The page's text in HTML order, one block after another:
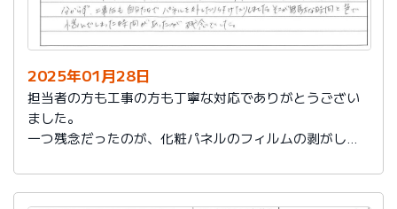
2025年01月28日
担当者の方も工事の方も丁寧な対応でありがとうござい
ました。
一つ残念だったのが、化粧パネルのフィルムの剥がし忘
分たちでパネルを外したり付けたりしました。そこが無
駄な時間と色で悩んでしまった時間があったのが残念で